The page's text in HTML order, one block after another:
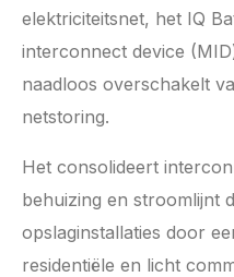
elektriciteitsnet, het IQ
interconnect device
naadloos overschakelt
netstoring.
Het consolideert
behuizing en stroomlijnt
opslaginstallaties door
residentiële en licht